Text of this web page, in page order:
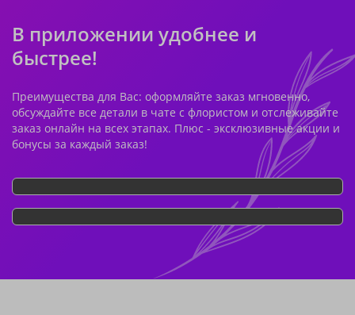
В приложении удобнее и
быстрее!
Преимущества для Вас: оформляйте заказ мгновенно,
обсуждайте все детали в чате с флористом и отслеживайте
заказ онлайн на всех этапах. Плюс - эксклюзивные акции и
бонусы за каждый заказ!